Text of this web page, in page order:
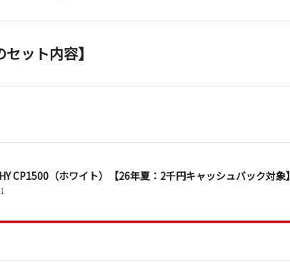
セット内容】
CP1500（ホワイト）【26年夏：2千円キャッシュバック対象】